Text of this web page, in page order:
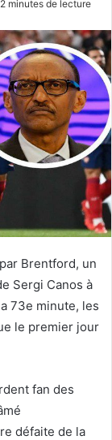
2 minutes de lecture
Brentford, un
Sergi Canos à
73e minute, les
le premier jour
fan des
défaite de la